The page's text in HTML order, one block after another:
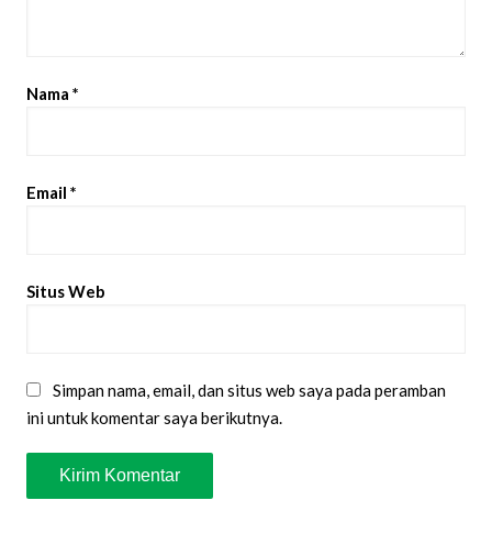
Nama *
Email *
Situs Web
Simpan nama, email, dan situs web saya pada peramban
ini untuk komentar saya berikutnya.